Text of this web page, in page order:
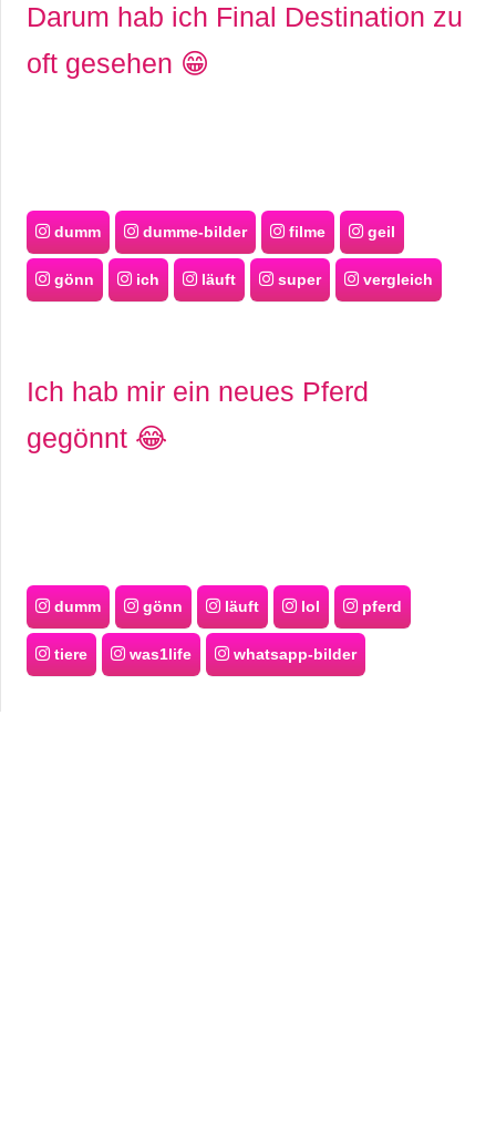
Darum hab ich Final Destination zu
oft gesehen 😁
dumm dumme-bilder filme geil
gönn ich läuft super vergleich
Ich hab mir ein neues Pferd
gegönnt 😂
dumm gönn läuft lol pferd
tiere was1life whatsapp-bilder